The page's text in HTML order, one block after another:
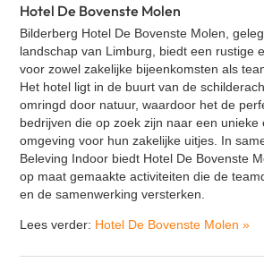
Hotel De Bovenste Molen
Bilderberg Hotel De Bovenste Molen,
landschap van Limburg, biedt een rustige
voor zowel zakelijke bijeenkomsten als
Het hotel ligt in de buurt van de
omringd door natuur, waardoor het de
bedrijven die op zoek zijn naar een unieke
omgeving voor hun zakelijke uitjes. In
Beleving Indoor biedt Hotel De Bovenste
op maat gemaakte activiteiten die de
en de samenwerking versterken.
Lees verder: Hotel De Bovenste Molen »